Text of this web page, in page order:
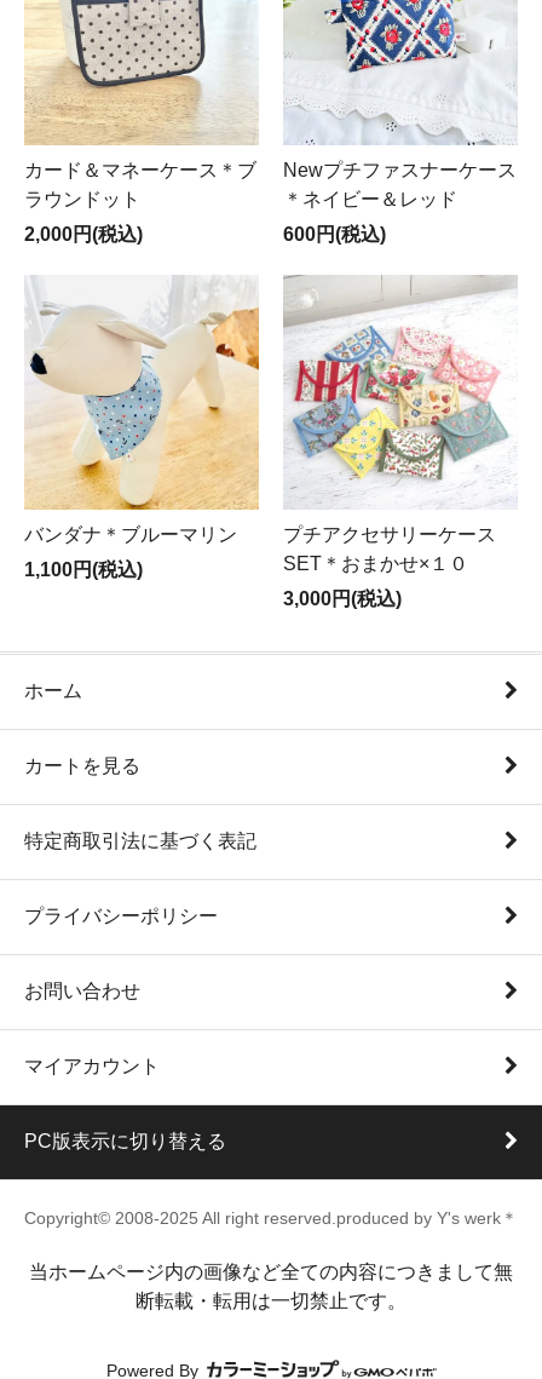
カード＆マネーケース＊ブ
ラウンドット
2,000円(税込)
Newプチファスナーケース
＊ネイビー＆レッド
600円(税込)
バンダナ＊ブルーマリン
1,100円(税込)
プチアクセサリーケース
SET＊おまかせ×１０
3,000円(税込)
ホーム
カートを見る
特定商取引法に基づく表記
プライバシーポリシー
お問い合わせ
マイアカウント
PC版表示に切り替える
Copyright© 2008-2025 All right reserved.produced by Y's werk＊
当ホームページ内の画像など全ての内容につきまして無
断転載・転用は一切禁止です。
Powered By